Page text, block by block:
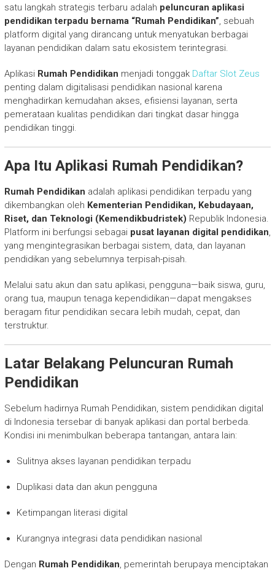
satu langkah strategis terbaru adalah peluncuran aplikasi
pendidikan terpadu bernama “Rumah Pendidikan”, sebuah
platform digital yang dirancang untuk menyatukan berbagai
layanan pendidikan dalam satu ekosistem terintegrasi.
Aplikasi Rumah Pendidikan menjadi tonggak Daftar Slot Zeus
penting dalam digitalisasi pendidikan nasional karena
menghadirkan kemudahan akses, efisiensi layanan, serta
pemerataan kualitas pendidikan dari tingkat dasar hingga
pendidikan tinggi.
Apa Itu Aplikasi Rumah Pendidikan?
Rumah Pendidikan adalah aplikasi pendidikan terpadu yang
dikembangkan oleh Kementerian Pendidikan, Kebudayaan,
Riset, dan Teknologi (Kemendikbudristek) Republik Indonesia.
Platform ini berfungsi sebagai pusat layanan digital pendidikan,
yang mengintegrasikan berbagai sistem, data, dan layanan
pendidikan yang sebelumnya terpisah-pisah.
Melalui satu akun dan satu aplikasi, pengguna—baik siswa, guru,
orang tua, maupun tenaga kependidikan—dapat mengakses
beragam fitur pendidikan secara lebih mudah, cepat, dan
terstruktur.
Latar Belakang Peluncuran Rumah
Pendidikan
Sebelum hadirnya Rumah Pendidikan, sistem pendidikan digital
di Indonesia tersebar di banyak aplikasi dan portal berbeda.
Kondisi ini menimbulkan beberapa tantangan, antara lain:
Sulitnya akses layanan pendidikan terpadu
Duplikasi data dan akun pengguna
Ketimpangan literasi digital
Kurangnya integrasi data pendidikan nasional
Dengan Rumah Pendidikan, pemerintah berupaya menciptakan